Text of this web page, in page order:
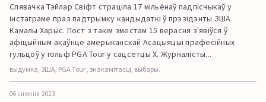
Спявачка Тэйлар Свіфт страціла 17 мільёнаў падпісчыкаў у
інстаграме праз падтрымку кандыдаткі ў прэзідэнты ЗША
Камалы Харыс. Пост з такім зместам 15 верасня з'явіўся ў
афіцыйным акаўнце амерыканскай Асацыяцыі прафесійных
гульцоў у гольф PGA Tour у сацсетцы Х. Журналісты...
выдумка, ЗША, PGA Tour , знакамітасці, выбары.
06 снежня 2023